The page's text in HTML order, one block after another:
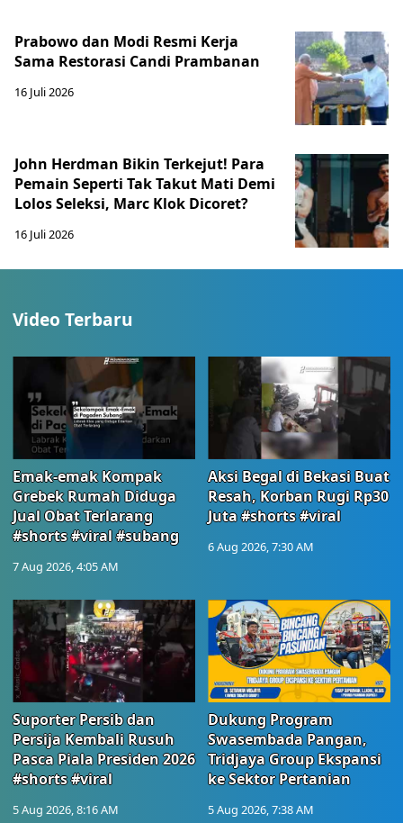
Prabowo dan Modi Resmi Kerja
Sama Restorasi Candi Prambanan
16 Juli 2026
John Herdman Bikin Terkejut! Para
Pemain Seperti Tak Takut Mati Demi
Lolos Seleksi, Marc Klok Dicoret?
16 Juli 2026
Video Terbaru
Emak-emak Kompak
Grebek Rumah Diduga
Jual Obat Terlarang
#shorts #viral #subang
7 Aug 2026, 4:05 AM
Aksi Begal di Bekasi Buat
Resah, Korban Rugi Rp30
Juta #shorts #viral
6 Aug 2026, 7:30 AM
Suporter Persib dan
Persija Kembali Rusuh
Pasca Piala Presiden 2026
#shorts #viral
5 Aug 2026, 8:16 AM
Dukung Program
Swasembada Pangan,
Tridjaya Group Ekspansi
ke Sektor Pertanian
5 Aug 2026, 7:38 AM